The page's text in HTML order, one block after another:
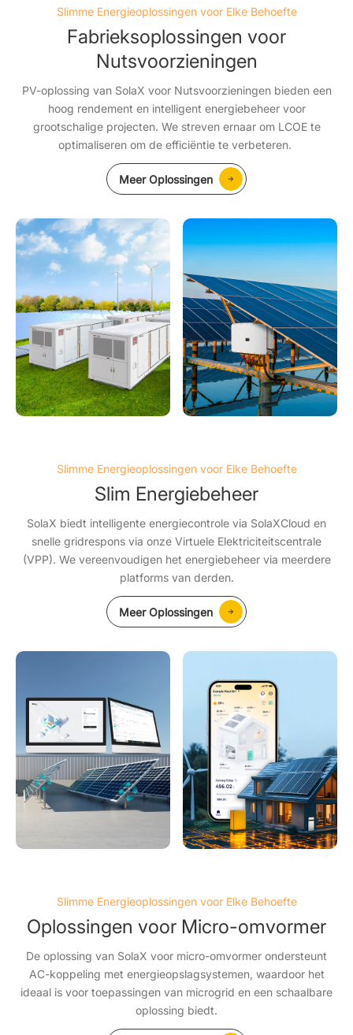
Slimme Energieoplossingen voor Elke Behoefte
Fabrieksoplossingen voor
Nutsvoorzieningen
PV-oplossing van SolaX voor Nutsvoorzieningen bieden een
hoog rendement en intelligent energiebeheer voor
grootschalige projecten. We streven ernaar om LCOE te
optimaliseren om de efficiëntie te verbeteren.
Meer Oplossingen
Slimme Energieoplossingen voor Elke Behoefte
Slim Energiebeheer
SolaX biedt intelligente energiecontrole via SolaXCloud en
snelle gridrespons via onze Virtuele Elektriciteitscentrale
(VPP). We vereenvoudigen het energiebeheer via meerdere
platforms van derden.
Meer Oplossingen
Slimme Energieoplossingen voor Elke Behoefte
Oplossingen voor Micro-omvormer
De oplossing van SolaX voor micro-omvormer ondersteunt
AC-koppeling met energieopslagsystemen, waardoor het
ideaal is voor toepassingen van microgrid en een schaalbare
oplossing biedt.